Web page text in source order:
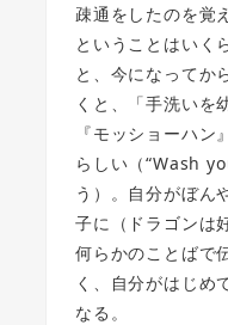
疎通をしたのを覚
ということはいく
と、今になってか
くと、「手洗いを
『モッショーハン
らしい（“Wash
う）。自分がぼん
子に（ドラゴンは
何らかのことばで
く、自分がはじめ
なる。